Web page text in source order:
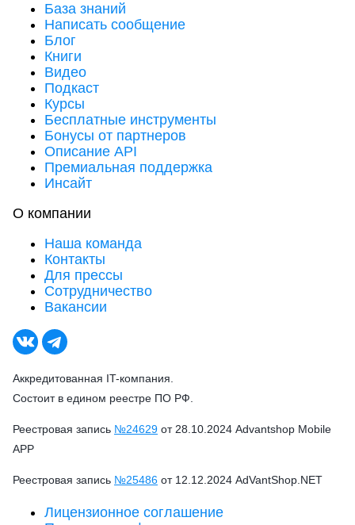
База знаний
Написать сообщение
Блог
Книги
Видео
Подкаст
Курсы
Бесплатные инструменты
Бонусы от партнеров
Описание API
Премиальная поддержка
Инсайт
О компании
Наша команда
Контакты
Для прессы
Сотрудничество
Вакансии
Аккредитованная IT-компания.
Состоит в едином реестре ПО РФ.
Реестровая запись №24629 от 28.10.2024 Advantshop Mobile
APP
Реестровая запись №25486 от 12.12.2024 AdVantShop.NET
Лицензионное соглашение